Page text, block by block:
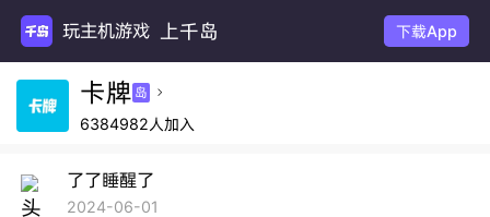
玩主机游戏 上千岛 下载App
卡牌 岛 
6384982人加入
了了睡醒了
2024-06-01